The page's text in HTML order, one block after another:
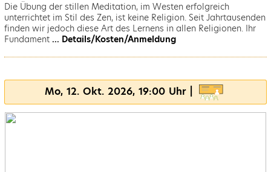
Die Übung der stillen Meditation, im Westen erfolgreich
unterrichtet im Stil des Zen, ist keine Religion. Seit Jahrtausenden
finden wir jedoch diese Art des Lernens in allen Religionen. Ihr
Fundament... Details/Kosten/Anmeldung
Mo, 12. Okt. 2026, 19:00 Uhr |